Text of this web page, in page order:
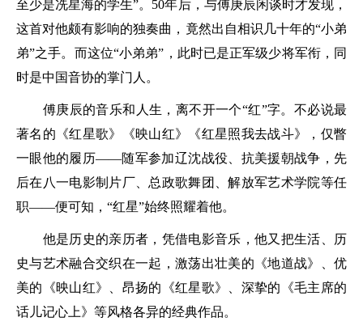
至少是冼星海的学生”。50年后，与傅庚辰闲谈时才发现，
这首对他颇有影响的独奏曲，竟然出自相识几十年的“小弟
弟”之手。而这位“小弟弟”，此时已是正军级少将军衔，同
时是中国音协的掌门人。
傅庚辰的音乐和人生，离不开一个“红”字。不必说最
著名的《红星歌》《映山红》《红星照我去战斗》，仅瞥
一眼他的履历——随军参加辽沈战役、抗美援朝战争，先
后在八一电影制片厂、总政歌舞团、解放军艺术学院等任
职——便可知，“红星”始终照耀着他。
他是历史的亲历者，凭借电影音乐，他又把生活、历
史与艺术融合交织在一起，激荡出壮美的《地道战》、优
美的《映山红》、昂扬的《红星歌》、深挚的《毛主席的
话儿记心上》等风格各异的经典作品。